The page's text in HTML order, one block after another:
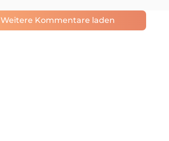
Weitere Kommentare laden